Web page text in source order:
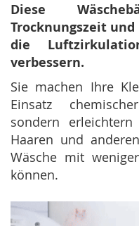
Diese
Trocknungszeit
die
verbessern.
Sie machen Ihre
Einsatz
sondern
Haaren und
Wäsche mit
können.